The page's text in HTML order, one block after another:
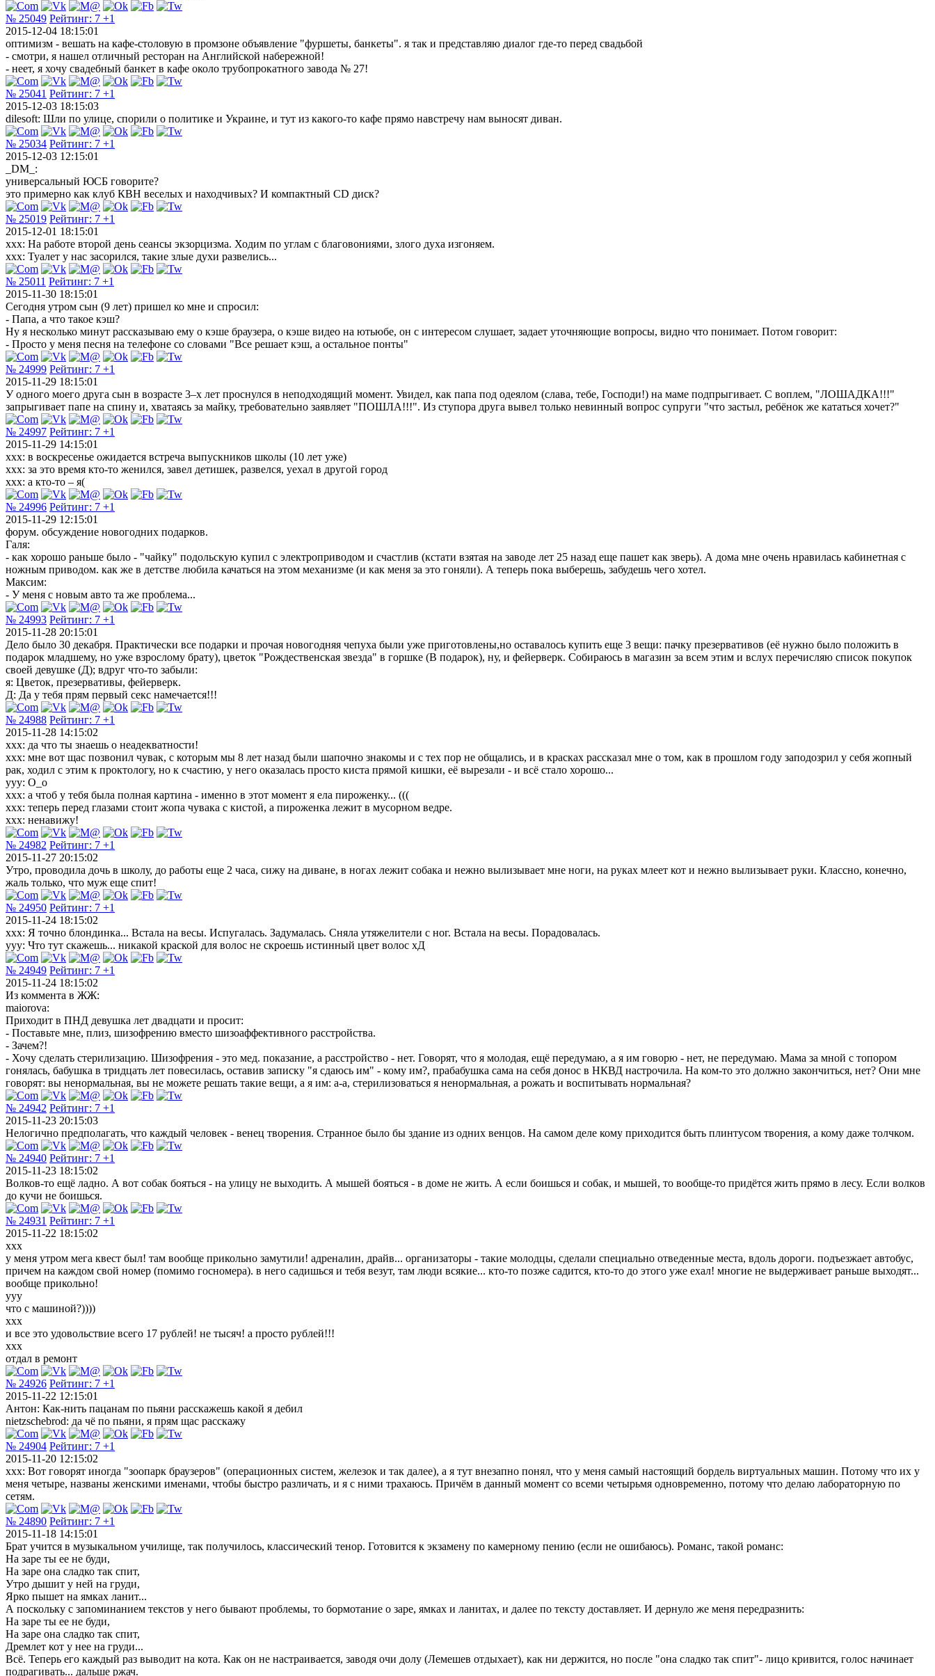
№ 25049 Рейтинг: 7 +1
2015-12-04 18:15:01
оптимизм - вешать на кафе-столовую в промзоне объявление "фуршеты, банкеты". я так и представляю диалог где-то перед свадьбой
- смотри, я нашел отличный ресторан на Английской набережной!
- неет, я хочу свадебный банкет в кафе около трубопрокатного завода № 27!
№ 25041 Рейтинг: 7 +1
2015-12-03 18:15:03
dilesoft: Шли по улице, спорили о политике и Украине, и тут из какого-то кафе прямо навстречу нам выносят диван.
№ 25034 Рейтинг: 7 +1
2015-12-03 12:15:01
_DM_:
универсальный ЮСБ говорите?
это примерно как клуб КВН веселых и находчивых? И компактный CD диск?
№ 25019 Рейтинг: 7 +1
2015-12-01 18:15:01
ххх: На работе второй день сеансы экзорцизма. Ходим по углам с благовониями, злого духа изгоняем.
ххх: Туалет у нас засорился, такие злые духи развелись...
№ 25011 Рейтинг: 7 +1
2015-11-30 18:15:01
Сегодня утром сын (9 лет) пришел ко мне и спросил:
- Папа, а что такое кэш?
Ну я несколько минут рассказываю ему о кэше браузера, о кэше видео на ютьюбе, он с интересом слушает, задает уточняющие вопросы, видно что понимает. Потом говорит:
- Просто у меня песня на телефоне со словами "Все решает кэш, а остальное понты"
№ 24999 Рейтинг: 7 +1
2015-11-29 18:15:01
У одного моего друга сын в возрасте 3–х лет проснулся в неподходящий момент. Увидел, как папа под одеялом (слава, тебе, Господи!) на маме подпрыгивает. С воплем, "ЛОШАДКА!!!"
запрыгивает папе на спину и, хватаясь за майку, требовательно заявляет "ПОШЛА!!!". Из ступора друга вывел только невинный вопрос супруги "что застыл, ребёнок же кататься хочет?"
№ 24997 Рейтинг: 7 +1
2015-11-29 14:15:01
ххх: в воскресенье ожидается встреча выпускников школы (10 лет уже)
ххх: за это время кто-то женился, завел детишек, развелся, уехал в другой город
ххх: а кто-то – я(
№ 24996 Рейтинг: 7 +1
2015-11-29 12:15:01
форум. обсуждение новогодних подарков.
Галя:
- как хорошо раньше было - "чайку" подольскую купил с электроприводом и счастлив (кстати взятая на заводе лет 25 назад еще пашет как зверь). А дома мне очень нравилась кабинетная с
ножным приводом. как же в детстве любила качаться на этом механизме (и как меня за это гоняли). А теперь пока выберешь, забудешь чего хотел.
Максим:
- У меня с новым авто та же проблема...
№ 24993 Рейтинг: 7 +1
2015-11-28 20:15:01
Дело было 30 декабря. Практически все подарки и прочая новогодняя чепуха были уже приготовлены,но оставалось купить еще 3 вещи: пачку презервативов (её нужно было положить в
подарок младшему, но уже взрослому брату), цветок "Рождественская звезда" в горшке (В подарок), ну, и фейерверк. Собираюсь в магазин за всем этим и вслух перечисляю список покупок
своей девушке (Д); вдруг что-то забыли:
я: Цветок, презервативы, фейерверк.
Д: Да у тебя прям первый секс намечается!!!
№ 24988 Рейтинг: 7 +1
2015-11-28 14:15:02
ххх: да что ты знаешь о неадекватности!
ххх: мне вот щас позвонил чувак, с которым мы 8 лет назад были шапочно знакомы и с тех пор не общались, и в красках рассказал мне о том, как в прошлом году заподозрил у себя жопный
рак, ходил с этим к проктологу, но к счастию, у него оказалась просто киста прямой кишки, её вырезали - и всё стало хорошо...
ууу: О_о
ххх: а чтоб у тебя была полная картина - именно в этот момент я ела пироженку... (((
ххх: теперь перед глазами стоит жопа чувака с кистой, а пироженка лежит в мусорном ведре.
ххх: ненавижу!
№ 24982 Рейтинг: 7 +1
2015-11-27 20:15:02
Утро, проводила дочь в школу, до работы еще 2 часа, сижу на диване, в ногах лежит собака и нежно вылизывает мне ноги, на руках млеет кот и нежно вылизывает руки. Классно, конечно,
жаль только, что муж еще спит!
№ 24950 Рейтинг: 7 +1
2015-11-24 18:15:02
ххх: Я точно блондинка... Встала на весы. Испугалась. Задумалась. Сняла утяжелители с ног. Встала на весы. Порадовалась.
ууу: Что тут скажешь... никакой краской для волос не скроешь истинный цвет волос хД
№ 24949 Рейтинг: 7 +1
2015-11-24 18:15:02
Из коммента в ЖЖ:
maiorova:
Приходит в ПНД девушка лет двадцати и просит:
- Поставьте мне, плиз, шизофрению вместо шизоаффективного расстройства.
- Зачем?!
- Хочу сделать стерилизацию. Шизофрения - это мед. показание, а расстройство - нет. Говорят, что я молодая, ещё передумаю, а я им говорю - нет, не передумаю. Мама за мной с топором
гонялась, бабушка в тридцать лет повесилась, оставив записку "я сдаюсь им" - кому им?, прабабушка сама на себя донос в НКВД настрочила. На ком-то это должно закончиться, нет? Они мне
говорят: вы ненормальная, вы не можете решать такие вещи, а я им: а-а, стерилизоваться я ненормальная, а рожать и воспитывать нормальная?
№ 24942 Рейтинг: 7 +1
2015-11-23 20:15:03
Нелогично предполагать, что каждый человек - венец творения. Странное было бы здание из одних венцов. На самом деле кому приходится быть плинтусом творения, а кому даже толчком.
№ 24940 Рейтинг: 7 +1
2015-11-23 18:15:02
Волков-то ещё ладно. А вот собак бояться - на улицу не выходить. А мышей бояться - в доме не жить. А если боишься и собак, и мышей, то вообще-то придётся жить прямо в лесу. Если волков
до кучи не боишься.
№ 24931 Рейтинг: 7 +1
2015-11-22 18:15:02
ххх
у меня утром мега квест был! там вообще прикольно замутили! адреналин, драйв... организаторы - такие молодцы, сделали специально отведенные места, вдоль дороги. подъезжает автобус,
причем на каждом свой номер (помимо госномера). в него садишься и тебя везут, там люди всякие... кто-то позже садится, кто-то до этого уже ехал! многие не выдерживает раньше выходят...
вообще прикольно!
ууу
что с машиной?))))
ххх
и все это удовольствие всего 17 рублей! не тысяч! а просто рублей!!!
ххх
отдал в ремонт
№ 24926 Рейтинг: 7 +1
2015-11-22 12:15:01
Антон: Как-нить пацанам по пьяни расскажешь какой я дебил
nietzschebrod: да чё по пьяни, я прям щас расскажу
№ 24904 Рейтинг: 7 +1
2015-11-20 12:15:02
xxx: Вот говорят иногда "зоопарк браузеров" (операционных систем, железок и так далее), а я тут внезапно понял, что у меня самый настоящий бордель виртуальных машин. Потому что их у
меня четыре, названы женскими именами, чтобы быстро различать, и я с ними трахаюсь. Причём в данный момент со всеми четырьмя одновременно, потому что делаю лабораторную по
сетям.
№ 24890 Рейтинг: 7 +1
2015-11-18 14:15:01
Брат учится в музыкальном училище, так получилось, классический тенор. Готовится к экзамену по камерному пению (если не ошибаюсь). Романс, такой романс:
На заре ты ее не буди,
На заре она сладко так спит,
Утро дышит у ней на груди,
Ярко пышет на ямках ланит...
А поскольку с запоминанием текстов у него бывают проблемы, то бормотание о заре, ямках и ланитах, и далее по тексту доставляет. И дернуло же меня передразнить:
На заре ты ее не буди,
На заре она сладко так спит,
Дремлет кот у нее на груди...
Всё. Теперь его каждый раз выводит на кота. Как он не настраивается, заводя очи долу (Лемешев отдыхает), как ни держится, но после "она сладко так спит"- лицо кривится, голос начинает
подрагивать... дальше ржач.